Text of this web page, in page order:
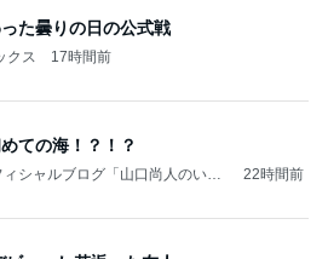
た曇りの日の公式戦
クス 17時間前
ての海！？！？
シャルブログ「山口尚人のいき
22時間前